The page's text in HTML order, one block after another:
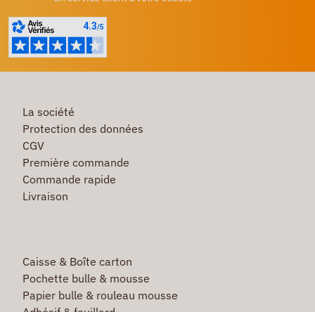
La société
Protection des données
CGV
Première commande
Commande rapide
Livraison
Caisse & Boîte carton
Pochette bulle & mousse
Papier bulle & rouleau mousse